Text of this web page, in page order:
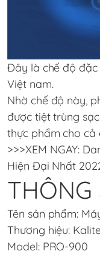
Đây là chế độ
Việt nam.
Nhờ chế độ này,
được tiệt trùng
thực phẩm cho cả
>>>XEM NGAY:
Hiện Đại Nhất
THÔNG
Tên sản phẩm:
Thương hiệu:
Model: PRO-900